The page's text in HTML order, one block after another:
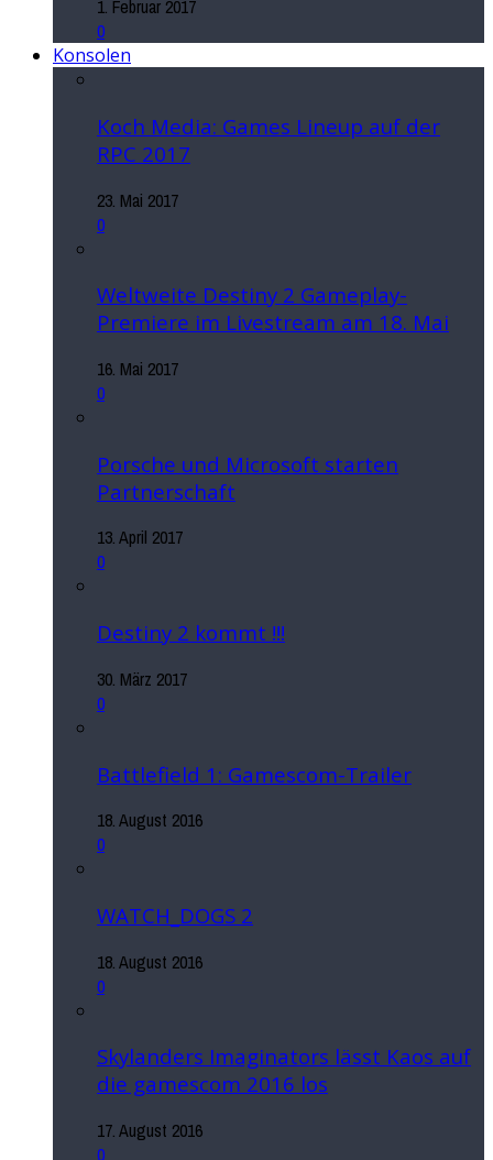
1. Februar 2017
0
Konsolen
Koch Media: Games Lineup auf der
RPC 2017
23. Mai 2017
0
Weltweite Destiny 2 Gameplay-
Premiere im Livestream am 18. Mai
16. Mai 2017
0
Porsche und Microsoft starten
Partnerschaft
13. April 2017
0
Destiny 2 kommt !!!
30. März 2017
0
Battlefield 1: Gamescom-Trailer
18. August 2016
0
WATCH_DOGS 2
18. August 2016
0
Skylanders Imaginators lässt Kaos auf
die gamescom 2016 los
17. August 2016
0